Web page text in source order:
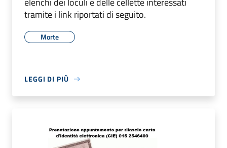
tramite i link riportati di seguito.
Morte
LEGGI DI PIÙ